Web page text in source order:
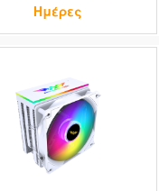
Ημέρες